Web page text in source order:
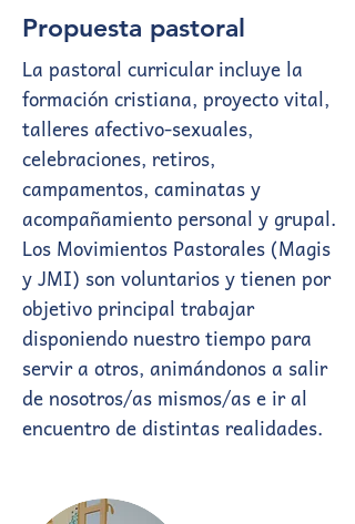
Propuesta pastoral
La pastoral curricular incluye la
formación cristiana, proyecto vital,
talleres afectivo-sexuales,
celebraciones, retiros,
campamentos, caminatas y
acompañamiento personal y grupal.
Los Movimientos Pastorales (Magis
y JMI) son voluntarios y tienen por
objetivo principal trabajar
disponiendo nuestro tiempo para
servir a otros, animándonos a salir
de nosotros/as mismos/as e ir al
encuentro de distintas realidades.